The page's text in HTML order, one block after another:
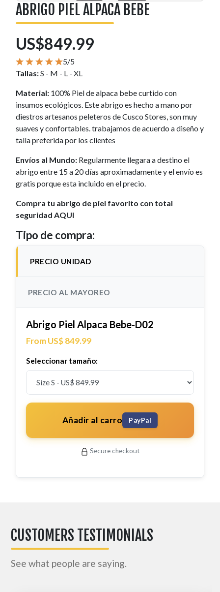
ABRIGO PIEL ALPACA BEBE
US$849.99
5/5
Tallas:S - M - L - XL
Material: 100% Piel de alpaca bebe curtido con
insumos ecológicos. Este abrigo es hecho a mano por
diestros artesanos peleteros de Cusco Stores, son muy
suaves y confortables. trabajamos de acuerdo a diseño y
talla preferida por los clientes
Envíos al Mundo: Regularmente llegara a destino el
abrigo entre 15 a 20 días aproximadamente y el envío es
gratis porque esta incluido en el precio.
Compra tu abrigo de piel favorito con total
seguridad AQUI
Tipo de compra:
PRECIO UNIDAD
PRECIO AL MAYOREO
Abrigo Piel Alpaca Bebe-D02
From US$ 849.99
Seleccionar tamaño:
Añadir al carro PayPal
Secure checkout
CUSTOMERS TESTIMONIALS
See what people are saying.